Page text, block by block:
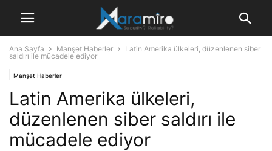
Ana Sayfa Manşet Haberler
Latin Amerika ülkeleri, düzenlenen siber
saldırı ile mücadele ediyor
Manşet Haberler
Latin Amerika ülkeleri,
düzenlenen siber saldırı ile
mücadele ediyor